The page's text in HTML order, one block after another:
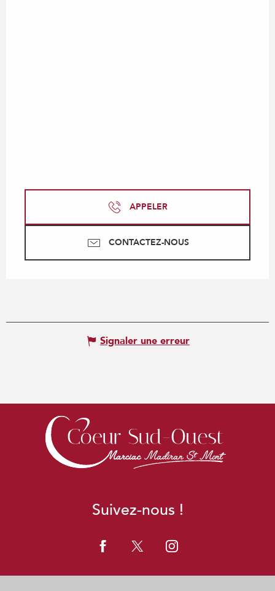
APPELER
CONTACTEZ-NOUS
Signaler une erreur
Suivez-nous !